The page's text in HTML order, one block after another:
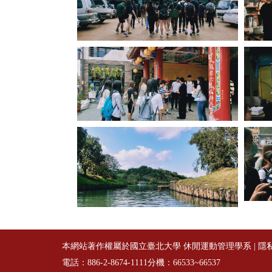
本網站著作權屬於國立臺北大學 休閒運動管理學系 | 隱
電話：886-2-8674-1111分機：66533~66537